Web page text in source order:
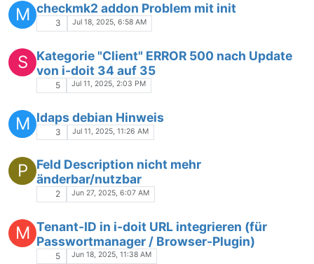
M checkmk2 addon Problem mit init
3 Jul 18, 2025, 6:58 AM
S
Kategorie "Client" ERROR 500 nach Update
von i-doit 34 auf 35
5 Jul 11, 2025, 2:03 PM
M ldaps debian Hinweis
3 Jul 11, 2025, 11:26 AM
P
Feld Description nicht mehr
änderbar/nutzbar
2 Jun 27, 2025, 6:07 AM
M Tenant-ID in i-doit URL integrieren (für
Passwortmanager / Browser-Plugin)
5 Jun 18, 2025, 11:38 AM